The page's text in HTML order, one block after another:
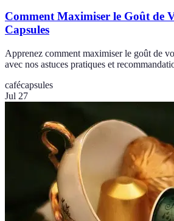
Comment Maximiser le Goût de
Capsules
Apprenez comment maximiser le goût de
avec nos astuces pratiques et
cafécapsules
Jul 27